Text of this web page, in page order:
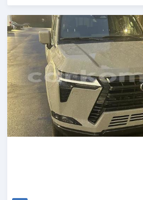
Publié il y a 5 mois